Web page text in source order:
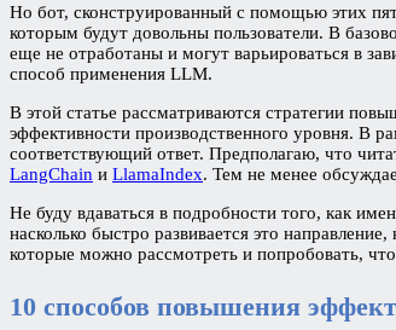
Но бот, сконструированный с помощью этих
которым будут довольны пользователи. В
еще не отработаны и могут варьироваться в
способ применения LLM.
В этой статье рассматриваются стратегии
эффективности производственного уровня. В
соответствующий ответ. Предполагаю, что
LangChain и LlamaIndex. Тем не менее
Не буду вдаваться в подробности того, как
насколько быстро развивается это
которые можно рассмотреть и попробовать,
10 способов повышения